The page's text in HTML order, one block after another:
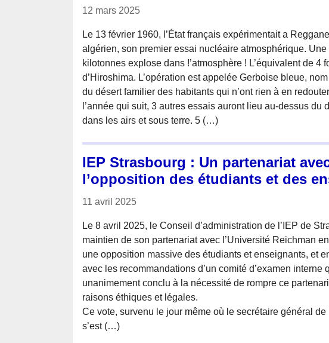
12 mars 2025
Le 13 février 1960, l’État français expérimentait a
algérien, son premier essai nucléaire atmosphérique.
kilotonnes explose dans !’atmosphère ! L’équivalent de 4
d’Hiroshima. L’opération est appelée Gerboise bleue,
du désert familier des habitants qui n’ont rien à en
l’année qui suit, 3 autres essais auront lieu au-dessus
dans les airs et sous terre. 5 (…)
IEP Strasbourg : Un partenariat
l’opposition des étudiants et des
11 avril 2025
Le 8 avril 2025, le Conseil d’administration de l’IEP de
maintien de son partenariat avec l’Université Reichman
une opposition massive des étudiants et enseignants, et
avec les recommandations d’un comité d’examen interne
unanimement conclu à la nécessité de rompre ce
raisons éthiques et légales.
Ce vote, survenu le jour même où le secrétaire général
s’est (…)